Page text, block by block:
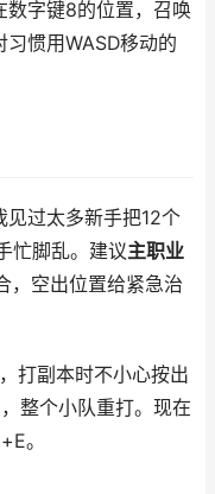
数字键8的位置，召唤
惯用WASD移动的
见过太多新手把12个
忙脚乱。建议主职业
，空出位置给紧急治
打副本时不小心按出
整个小队重打。现在
。